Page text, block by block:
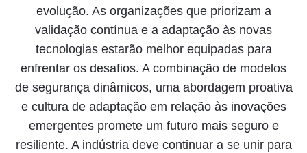
evolução. As organizações que priorizam a
validação contínua e a adaptação às novas
tecnologias estarão melhor equipadas para
enfrentar os desafios. A combinação de modelos
de segurança dinâmicos, uma abordagem proativa
e cultura de adaptação em relação às inovações
emergentes promete um futuro mais seguro e
resiliente. A indústria deve continuar a se unir para